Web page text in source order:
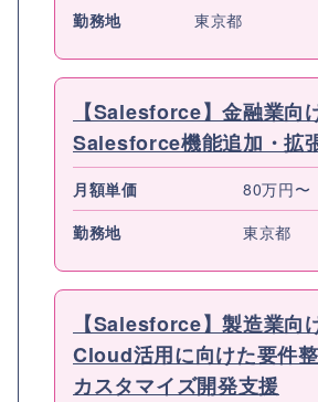
勤務地
東京都
【Salesforce】金融業向
Salesforce機能追加・拡
月額単価
80万円〜
勤務地
東京都
【Salesforce】製造業向
Cloud活用に向けた要件
カスタマイズ開発支援